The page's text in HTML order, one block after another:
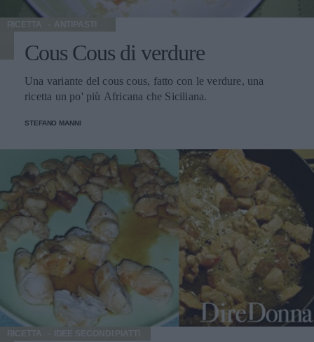
RICETTA
Cous Cous di verdure
Una variante del cous cous, fatto con le verdure, una
ricetta un po' più Africana che Siciliana.
STEFANO MANNI
RICETTA IDEE SECONDI PIATTI